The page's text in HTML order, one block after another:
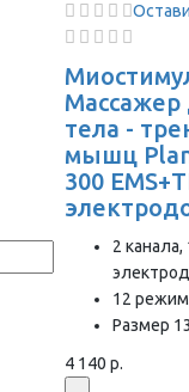
Массажер
тела -
мышц
300
2 канала,
12
Размер
4 140 р.